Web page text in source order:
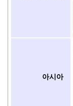
아시아